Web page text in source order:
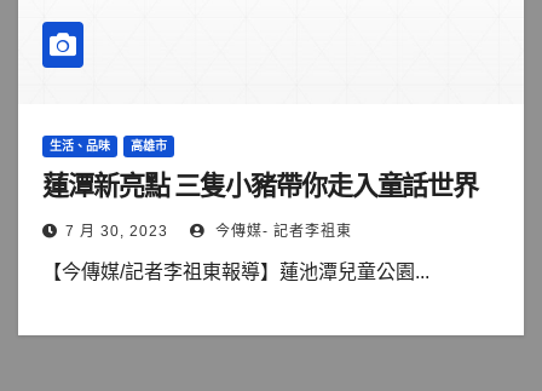
生活、品味 高雄市
蓮潭新亮點 三隻小豬帶你走入童話世界
7 月 30, 2023 今傳媒- 記者李祖東
【今傳媒/記者李祖東報導】蓮池潭兒童公園...